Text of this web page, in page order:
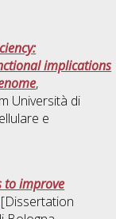
implications
,
Università di
e
to improve